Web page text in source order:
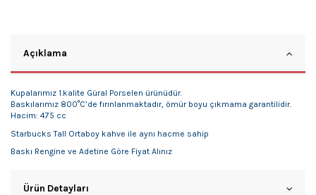
Açıklama
Kupalarımız 1.kalite Güral Porselen ürünüdür.
Baskılarımız 800°C’de fırınlanmaktadır, ömür boyu çıkmama garantilidir.
Hacim: 475 cc
Starbucks Tall Ortaboy kahve ile aynı hacme sahip
Baskı Rengine ve Adetine Göre Fiyat Alınız
Ürün Detayları